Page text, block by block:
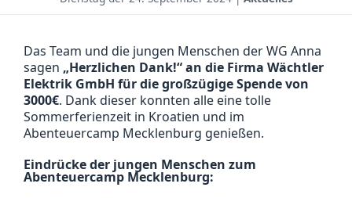
Das Team und die jungen Menschen der WG Anna
sagen „Herzlichen Dank!“ an die Firma Wächtler
Elektrik GmbH für die großzügige Spende von
3000€. Dank dieser konnten alle eine tolle
Sommerferienzeit in Kroatien und im
Abenteuercamp Mecklenburg genießen.
Eindrücke der jungen Menschen zum
Abenteuercamp Mecklenburg: